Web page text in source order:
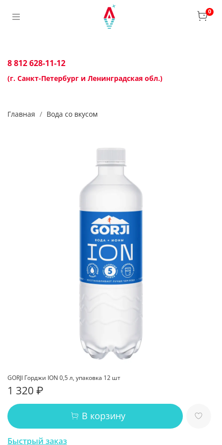
0
Главная Вода со вкусом
GORJI Горджи ION 0,5 л, упаковка 12 шт
1 320 ₽
В корзину
Быстрый заказ
8 812 628-11-12
(г. Санкт-Петербург и Ленинградская обл.)